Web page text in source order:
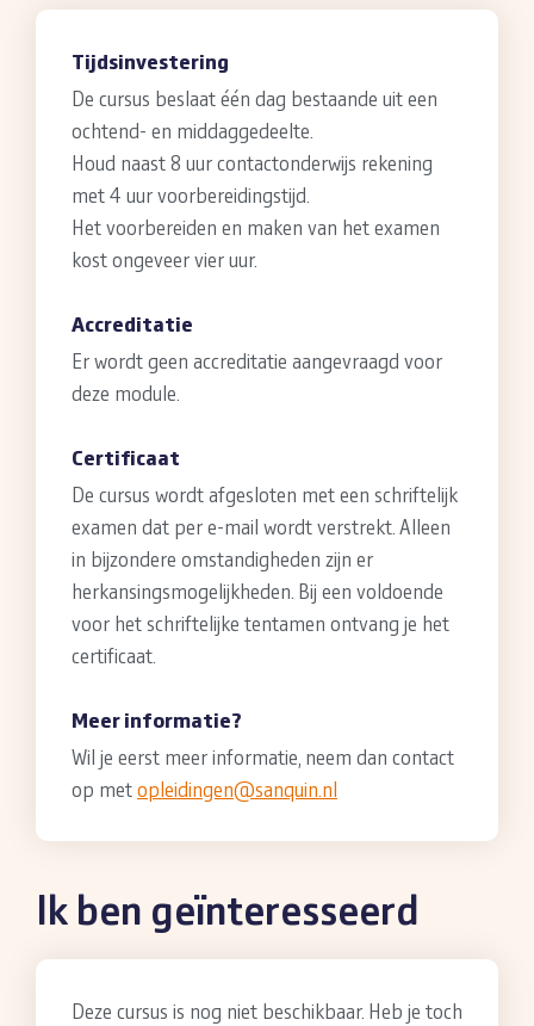
Tijdsinvestering
De cursus beslaat één dag bestaande uit een
ochtend- en middaggedeelte.
Houd naast 8 uur contactonderwijs rekening
met 4 uur voorbereidingstijd.
Het voorbereiden en maken van het examen
kost ongeveer vier uur.
Accreditatie
Er wordt geen accreditatie aangevraagd voor
deze module.
Certificaat
De cursus wordt afgesloten met een schriftelijk
examen dat per e-mail wordt verstrekt. Alleen
in bijzondere omstandigheden zijn er
herkansingsmogelijkheden. Bij een voldoende
voor het schriftelijke tentamen ontvang je het
certificaat.
Meer informatie?
Wil je eerst meer informatie, neem dan contact
op metopleidingen@sanquin.nl
Ik ben geïnteresseerd
Deze cursus is nog niet beschikbaar. Heb je toch